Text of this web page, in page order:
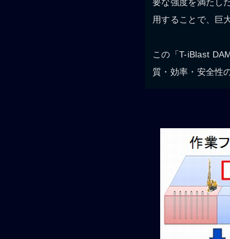
要な強度を満たし
用することで、巨
この「T-iBlast
質・効率・安全性